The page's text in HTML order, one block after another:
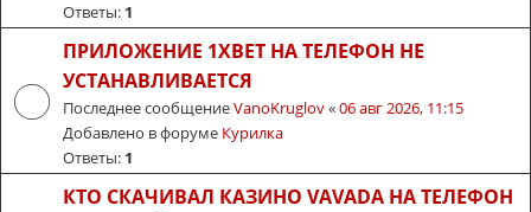
Ответы: 1
ПРИЛОЖЕНИЕ 1XBET НА ТЕЛЕФОН НЕ
УСТАНАВЛИВАЕТСЯ
Последнее сообщениеVanoKruglov«06 авг 2026, 11:15
Добавлено в форуме Курилка
Ответы: 1
КТО СКАЧИВАЛ КАЗИНО VAVADA НА ТЕЛЕФОН